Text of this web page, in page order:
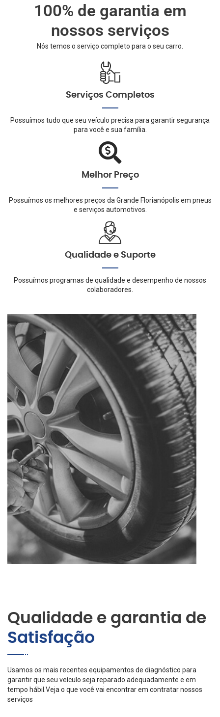
100% de garantia em
nossos serviços
Nós temos o serviço completo para o seu carro.
Serviços Completos
Possuímos tudo que seu veículo precisa para garantir segurança
para você e sua família.
Melhor Preço
Possuímos os melhores preços da Grande Florianópolis em pneus
e serviços automotivos.
Qualidade e Suporte
Possuímos programas de qualidade e desempenho de nossos
colaboradores.
Qualidade e garantia de
Satisfação
Usamos os mais recentes equipamentos de diagnóstico para
garantir que seu veículo seja reparado adequadamente e em
tempo hábil.Veja o que você vai encontrar em contratar nossos
serviços